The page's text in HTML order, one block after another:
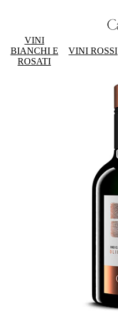
VINI
BIANCHI E
ROSATI
VINI ROSSI